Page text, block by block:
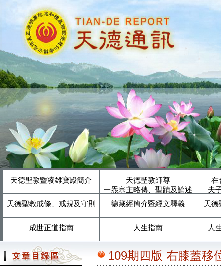
天德聖教暨凌雄寶殿簡介
天德聖教師尊
一炁宗主略傳、聖蹟及論述
在
夫
天德聖教戒條、戒規及守則
德藏經簡介暨經文釋義 天德
成世正道指南 人生指南 人
109期四版 右膝蓋移